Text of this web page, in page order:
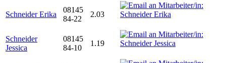
Schneider Erika
08145
84-22
2.03
Schneider
Jessica
08145
84-10
1.19